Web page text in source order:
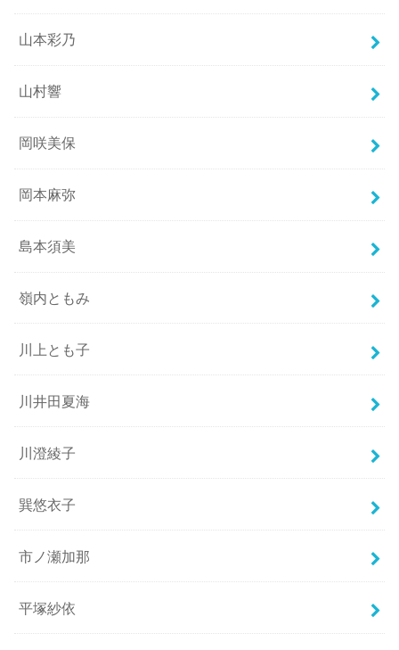
山本彩乃
山村響
岡咲美保
岡本麻弥
島本須美
嶺内ともみ
川上とも子
川井田夏海
川澄綾子
巽悠衣子
市ノ瀬加那
平塚紗依